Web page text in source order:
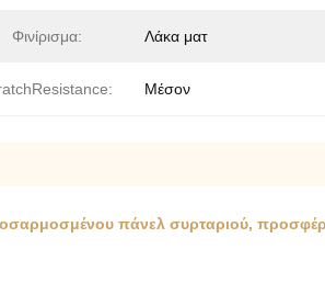
Φινίρισμα: Λάκα ματ
Μέσον
πάνελ συρταριού,